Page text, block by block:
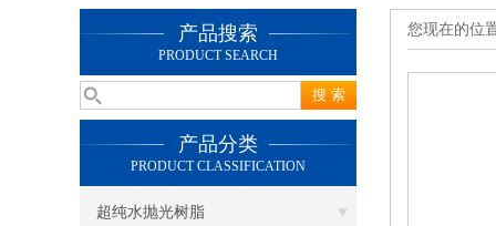
产品搜索
PRODUCT SEARCH
产品分类
PRODUCT CLASSIFICATION
超纯水抛光树脂
您现在的位